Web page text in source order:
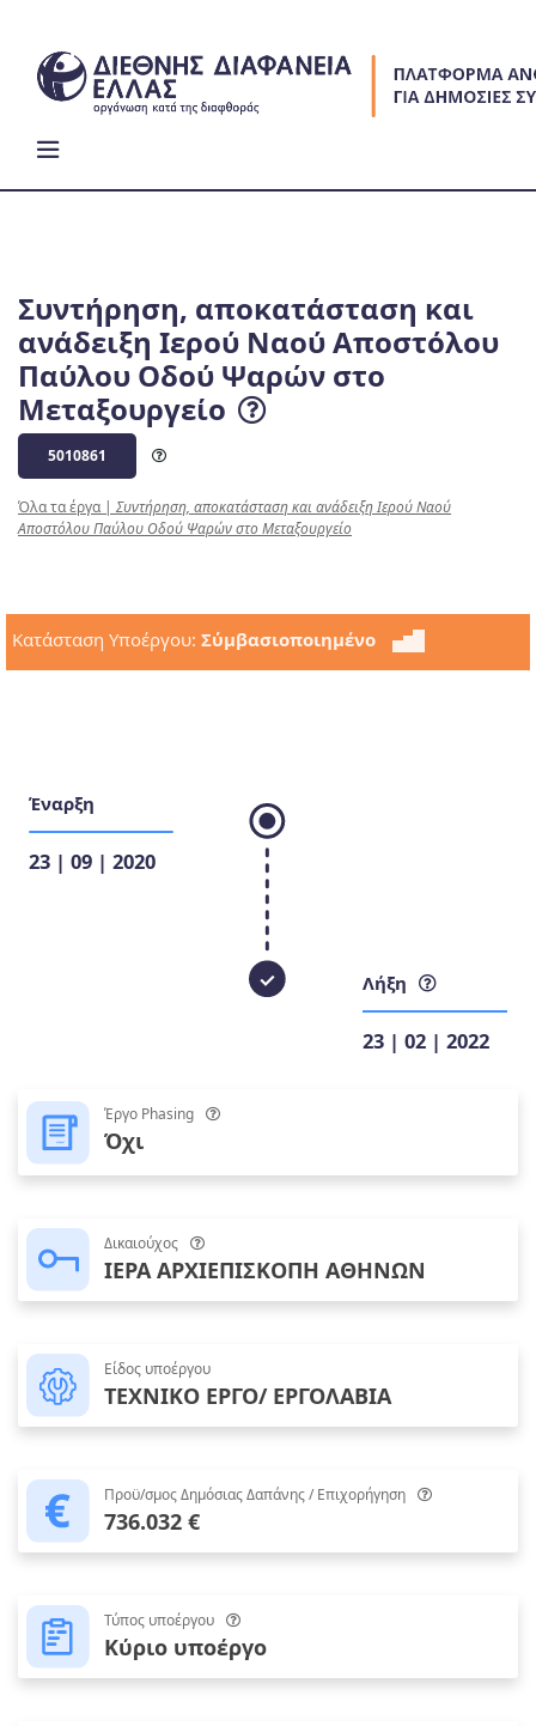
content
Συντήρηση, αποκατάσταση και
ανάδειξη Ιερού Ναού Αποστόλου
Παύλου Οδού Ψαρών στο
Μεταξουργείο
5010861
Όλα τα έργα| Συντήρηση, αποκατάσταση και ανάδειξη Ιερού Ναού
Αποστόλου Παύλου Οδού Ψαρών στο Μεταξουργείο
Κατάσταση Υποέργου: Σύμβασιοποιημένο
Έναρξη
23 | 09 | 2020
Λήξη
23 | 02 | 2022
Έργο Phasing
Όχι
Δικαιούχος
ΙΕΡΑ ΑΡΧΙΕΠΙΣΚΟΠΗ ΑΘΗΝΩΝ
Είδος υποέργου
ΤΕΧΝΙΚΟ ΕΡΓΟ/ ΕΡΓΟΛΑΒΙΑ
Προϋ/σμος Δημόσιας Δαπάνης / Επιχορήγηση
736.032 €
Τύπος υποέργου
Κύριο υποέργο